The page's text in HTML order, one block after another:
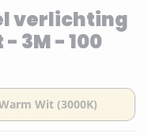
verlichting
3M - 100